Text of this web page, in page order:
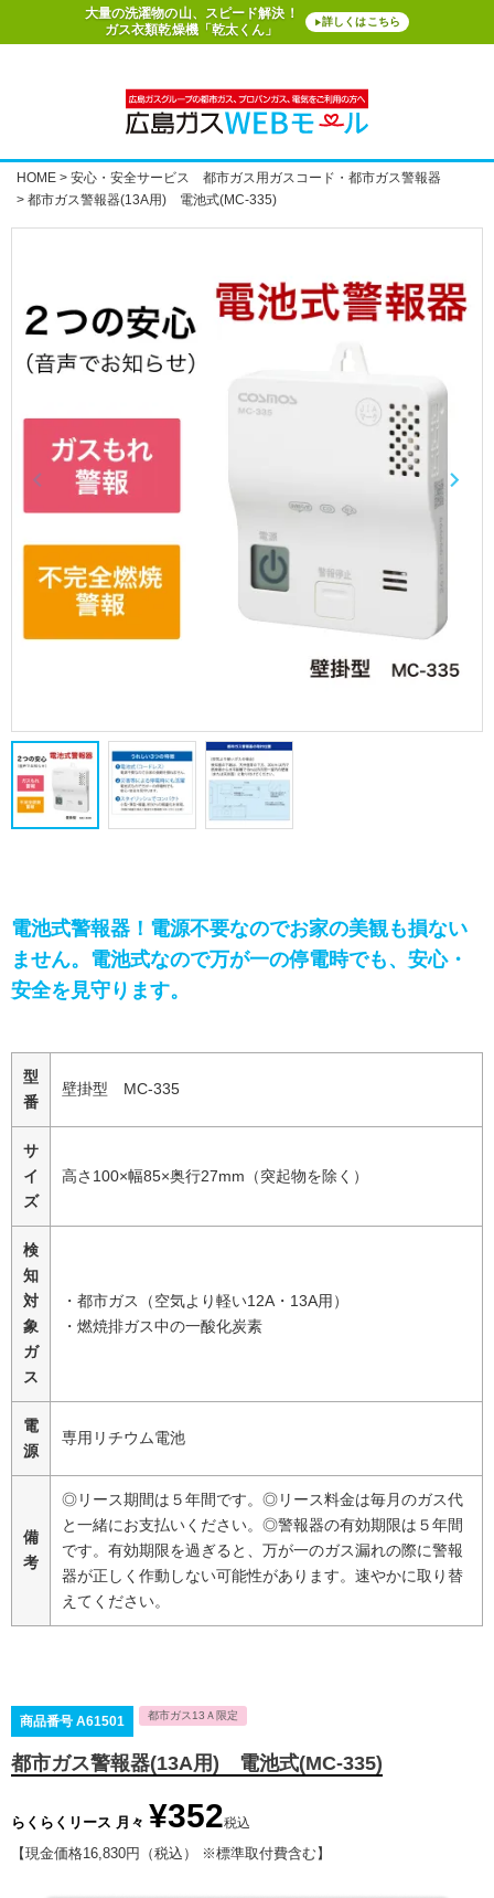
大量の洗濯物の山、スピード解決！
ガス衣類乾燥機「乾太くん」
▶詳しくはこちら
HOME
安心・安全サービス 都市ガス用ガスコード・都市ガス警報器
都市ガス警報器(13A用) 電池式(MC-335)
電池式警報器！電源不要なのでお家の美観も損ない
ません。電池式なので万が一の停電時でも、安心・
安全を見守ります。
型
番
壁掛型 MC-335
サ
イ
ズ
高さ100×幅85×奥行27mm（突起物を除く）
検
知
対
象
ガ
ス
・都市ガス（空気より軽い12A・13A用）
・燃焼排ガス中の一酸化炭素
電
源
専用リチウム電池
備
考
◎リース期間は５年間です。◎リース料金は毎月のガス代
と一緒にお支払いください。◎警報器の有効期限は５年間
です。有効期限を過ぎると、万が一のガス漏れの際に警報
器が正しく作動しない可能性があります。速やかに取り替
えてください。
商品番号 A61501 都市ガス13Ａ限定
都市ガス警報器(13A用) 電池式(MC-335)
らくらくリース 月々 ¥352税込
【現金価格16,830円（税込） ※標準取付費含む】